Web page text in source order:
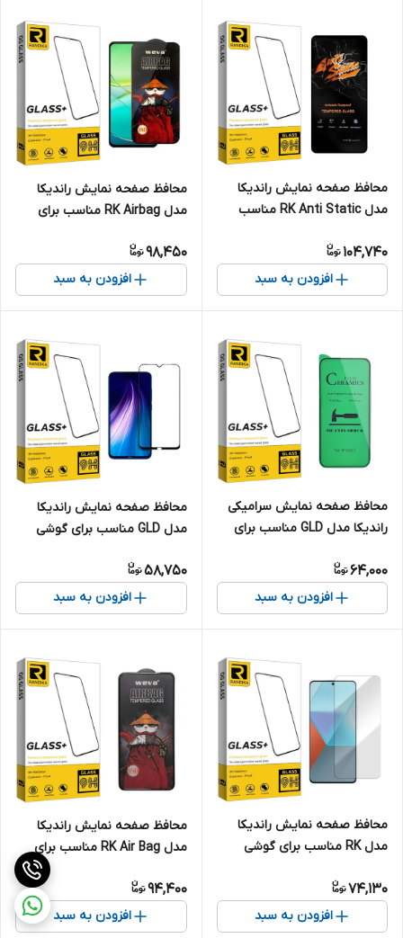
محافظ صفحه نمایش راندیکا
مدل RK Anti Static مناسب
Poco X3
104,740
افزودن به سبد
محافظ صفحه نمایش راندیکا
مدل RK Airbag مناسب برای
98,450
افزودن به سبد
محافظ صفحه نمایش سرامیکی
راندیکا مدل GLD مناسب برای
64,000
افزودن به سبد
محافظ صفحه نمایش راندیکا
مدل GLD مناسب برای گوشی
58,750
افزودن به سبد
محافظ صفحه نمایش راندیکا
مدل RK مناسب برای گوشی
13R Pro
74,130
افزودن به سبد
محافظ صفحه نمایش راندیکا
مدل RK Air Bag مناسب برای
گوشی موبایل سامسونگ Galaxy
M51 / M52 / M62
94,400
افزودن به سبد